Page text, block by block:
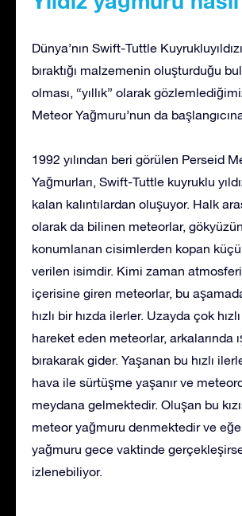
Dünya’nın Swift-Tuttle
bıraktığı malzemenin oluşturduğu
olması, “yıllık” olarak
Meteor Yağmuru’nun da
1992 yılından beri görülen Perseid
Yağmurları, Swift-Tuttle kuyruklu
kalan kalıntılardan oluşuyor. Halk
olarak da bilinen meteorlar,
konumlanan cisimlerden kopan
verilen isimdir. Kimi zaman
içerisine giren meteorlar, bu
hızlı bir hızda ilerler. Uzayda çok
hareket eden meteorlar, arkalarında
bırakarak gider. Yaşanan bu hızlı
hava ile sürtüşme yaşanır ve
meydana gelmektedir. Oluşan bu
meteor yağmuru denmektedir ve
yağmuru gece vaktinde
izlenebiliyor.